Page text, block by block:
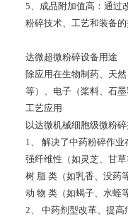
5、成品附加值高：通过
粉碎技术、工艺和装备
达微超微粉碎设备用途
除应用在生物制药、天
等）、电子（桨料、石
工艺应用
以达微机械细胞级微粉
1、 解决了中药粉碎作业
强纤维性（如灵芝、
树 脂 类（如乳香、没
动 物 类（如蝎子、水
2、 中药剂型改革、提